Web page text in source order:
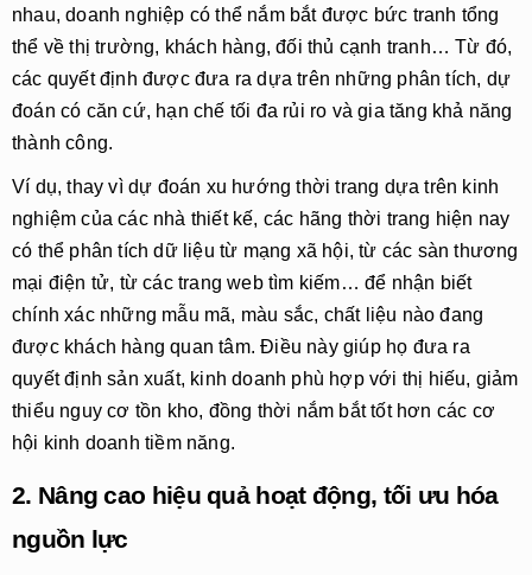
nhau, doanh nghiệp có thể nắm bắt được bức tranh tổng
thể về thị trường, khách hàng, đối thủ cạnh tranh… Từ đó,
các quyết định được đưa ra dựa trên những phân tích, dự
đoán có căn cứ, hạn chế tối đa rủi ro và gia tăng khả năng
thành công.
Ví dụ, thay vì dự đoán xu hướng thời trang dựa trên kinh
nghiệm của các nhà thiết kế, các hãng thời trang hiện nay
có thể phân tích dữ liệu từ mạng xã hội, từ các sàn thương
mại điện tử, từ các trang web tìm kiếm… để nhận biết
chính xác những mẫu mã, màu sắc, chất liệu nào đang
được khách hàng quan tâm. Điều này giúp họ đưa ra
quyết định sản xuất, kinh doanh phù hợp với thị hiếu, giảm
thiểu nguy cơ tồn kho, đồng thời nắm bắt tốt hơn các cơ
hội kinh doanh tiềm năng.
2. Nâng cao hiệu quả hoạt động, tối ưu hóa
nguồn lực